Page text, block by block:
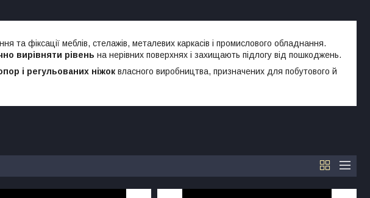
та фіксації меблів, стелажів, металевих каркасів і промислового обладнання.
вирівняти рівень на нерівних поверхнях і захищають підлогу від пошкоджень.
і регульованих ніжок власного виробництва, призначених для побутового й